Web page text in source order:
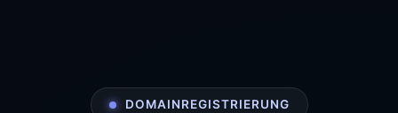
DOMAINREGISTRIERUNG